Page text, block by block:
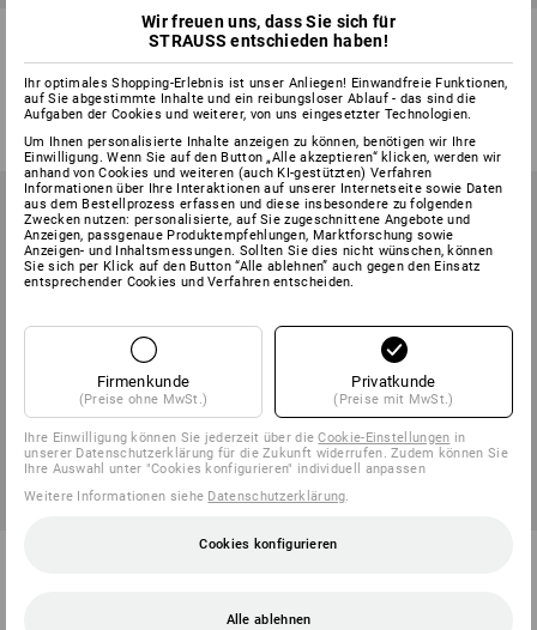
Funktions Cargohose
e.s.dynashield solid
4 Farben
ab 71,28 €
(m. MwSt.) ab 10 Stück
Funktions Short e.s.dynashield
solid
3 Farben
ab 53,43 €
(m. MwSt.) ab 10 Stück
Jacke isocell e.s.dynashield Jacke shellloft e.s.dynashield
ab
Wir freuen uns, dass Sie sich für
STRAUSS entschieden haben!
Ihr optimales Shopping-Erlebnis ist unser Anliegen! Einwandfreie Funktionen,
auf Sie abgestimmte Inhalte und ein reibungsloser Ablauf - das sind die
Aufgaben der Cookies und weiterer, von uns eingesetzter Technologien.
Um Ihnen personalisierte Inhalte anzeigen zu können, benötigen wir Ihre
Einwilligung. Wenn Sie auf den Button „Alle akzeptieren“ klicken, werden wir
anhand von Cookies und weiteren (auch KI-gestützten) Verfahren
Informationen über Ihre Interaktionen auf unserer Internetseite sowie Daten
aus dem Bestellprozess erfassen und diese insbesondere zu folgenden
Zwecken nutzen: personalisierte, auf Sie zugeschnittene Angebote und
Anzeigen, passgenaue Produktempfehlungen, Marktforschung sowie
Anzeigen- und Inhaltsmessungen. Sollten Sie dies nicht wünschen, können
Sie sich per Klick auf den Button “Alle ablehnen” auch gegen den Einsatz
entsprechender Cookies und Verfahren entscheiden.
Firmenkunde
(Preise ohne MwSt.)
Privatkunde
(Preise mit MwSt.)
Ihre Einwilligung können Sie jederzeit über dieCookie-Einstellungen in
unserer Datenschutzerklärung für die Zukunft widerrufen. Zudem können Sie
Ihre Auswahl unter "Cookies konfigurieren" individuell anpassen
Weitere Informationen siehe Datenschutzerklärung
Cookies konfigurieren
Alle ablehnen